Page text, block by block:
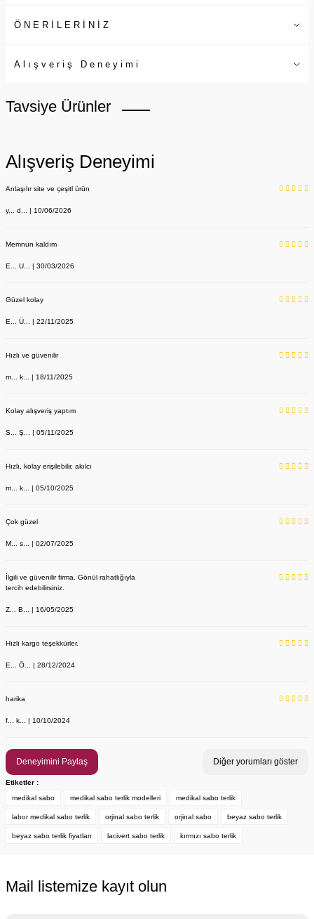
ÖNERİLERİNİZ
Alışveriş Deneyimi
Tavsiye Ürünler
890,00 TL
Alışveriş Deneyimi
Anlaşılır site ve çeşitl ürün
y... d... | 10/06/2026
Memnun kaldım
E... U... | 30/03/2026
Güzel kolay
E... Ü... | 22/11/2025
Hızlı ve güvenilir
m... k... | 18/11/2025
Kolay alışveriş yaptım
S... Ş... | 05/11/2025
Hızlı, kolay erişilebilir, akılcı
m... k... | 05/10/2025
Çok güzel
M... s... | 02/07/2025
İlgili ve güvenilir firma. Gönül rahatlığıyla
tercih edebilirsiniz.
Z... B... | 16/05/2025
Hızlı kargo teşekkürler.
E... Ö... | 28/12/2024
harika
f... k... | 10/10/2024
Deneyimini Paylaş Diğer yorumları göster
Etiketler :
medikal sabo
medikal sabo terlik modelleri medikal sabo terlik
labor medikal sabo terlik orjinal sabo terlik orjinal sabo beyaz sabo terlik
beyaz sabo terlik fiyatları lacivert sabo terlik kırmızı sabo terlik
Mail listemize kayıt olun